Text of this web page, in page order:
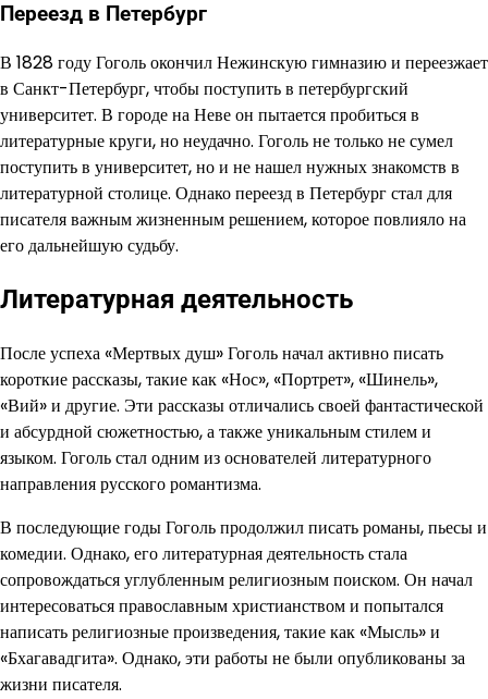
Переезд в Петербург
В 1828 году Гоголь окончил Нежинскую гимназию и переезжает
в Санкт-Петербург, чтобы поступить в петербургский
университет. В городе на Неве он пытается пробиться в
литературные круги, но неудачно. Гоголь не только не сумел
поступить в университет, но и не нашел нужных знакомств в
литературной столице. Однако переезд в Петербург стал для
писателя важным жизненным решением, которое повлияло на
его дальнейшую судьбу.
Литературная деятельность
После успеха «Мертвых душ» Гоголь начал активно писать
короткие рассказы, такие как «Нос», «Портрет», «Шинель»,
«Вий» и другие. Эти рассказы отличались своей фантастической
и абсурдной сюжетностью, а также уникальным стилем и
языком. Гоголь стал одним из основателей литературного
направления русского романтизма.
В последующие годы Гоголь продолжил писать романы, пьесы и
комедии. Однако, его литературная деятельность стала
сопровождаться углубленным религиозным поиском. Он начал
интересоваться православным христианством и попытался
написать религиозные произведения, такие как «Мысль» и
«Бхагавадгита». Однако, эти работы не были опубликованы за
жизни писателя.